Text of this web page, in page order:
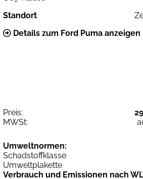
Standort
Details zum Ford Puma anzeigen
Preis:
MWSt:
Umweltnormen:
Schadstoffklasse
Umweltplakette
Verbrauch und Emissionen nach